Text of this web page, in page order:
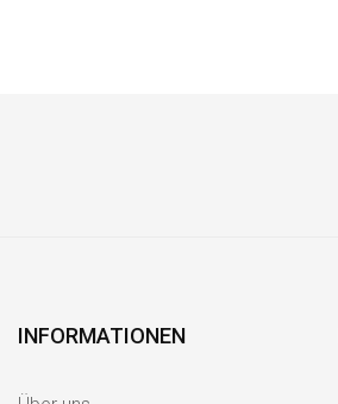
INFORMATIONEN